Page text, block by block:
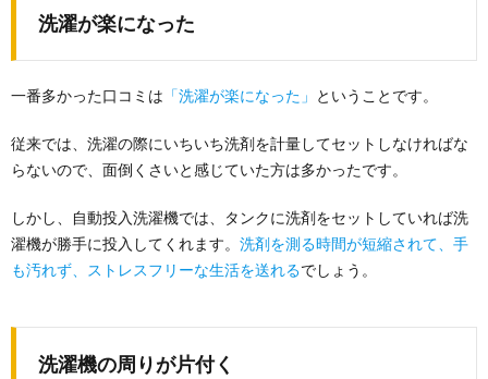
洗濯が楽になった
一番多かった口コミは 「洗濯が楽になった」 ということです。
従来では、洗濯の際にいちいち洗剤を計量してセットしなければな
らないので、面倒くさいと感じていた方は多かったです。
しかし、自動投入洗濯機では、タンクに洗剤をセットしていれば洗
濯機が勝手に投入してくれます。 洗剤を測る時間が短縮されて、手
も汚れず、ストレスフリーな生活を送れるでしょう。
洗濯機の周りが片付く